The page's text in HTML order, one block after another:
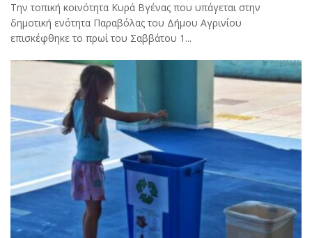
Την τοπική κοινότητα Κυρά Βγένας που υπάγεται στην
δημοτική ενότητα Παραβόλας του Δήμου Αγρινίου
επισκέφθηκε το πρωί του Σαββάτου 1...